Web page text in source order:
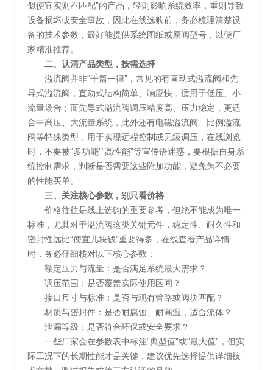
似便宜实则不匹配”的产品，轻则影响系统效率，重则导致
设备损坏或安全事故，因此在线选购前，务必梳理清楚设
备的技术参数，最好能提供系统图纸或原阀型号，以便厂
家精准推荐。
二、认清产品类型，按需选择
溢流阀并非“千篇一律”，常见的有直动式溢流阀和先
导式溢流阀，直动式结构简单、响应快，适用于低压、小
流量场合；而先导式溢流阀调压精度高、压力稳定，更适
合中高压、大流量系统，此外还有电磁溢流阀、比例溢流
阀等特殊类型，用于实现远程控制或无级调压，在线浏览
时，不要被“多功能”“高性能”等宣传语迷惑，要根据自身系
统控制需求，判断是否需要这些附加功能，避免为不必要
的性能买单。
三、关注核心参数，别只看价格
价格往往是线上选购的重要参考，但绝不能成为唯一
标准，尤其对于溢流阀这类关键元件，稳定性、耐久性和
密封性远比“便宜几块钱”重要得多，在线查看产品详情
时，务必仔细核对以下核心参数：
额定压力与流量：是否满足系统最大需求？
调压范围：是否覆盖实际使用区间？
接口尺寸与标准：是否与现有管路或阀块匹配？
材质与密封件：是否耐腐蚀、耐高温，适合流体？
泄漏等级：是否符合环保或安全要求？
一些厂家会在参数表中标注“典型值”或“最大值”，但实
际工况下的长期性能才是关键，建议优先选择提供详细技